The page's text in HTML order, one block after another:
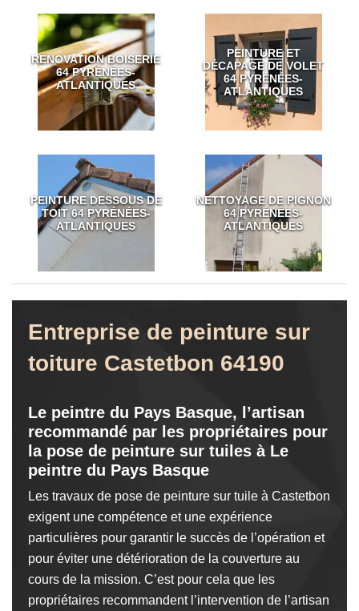
RÉNOVATION BOISERIE
64 PYRÉNÉES-
ATLANTIQUES
PEINTURE ET
DÉCAPAGE DE VOLET
64 PYRÉNÉES-
ATLANTIQUES
PEINTURE DESSOUS DE
TOIT 64 PYRÉNÉES-
ATLANTIQUES
NETTOYAGE DE PIGNON
64 PYRÉNÉES-
ATLANTIQUES
Entreprise de peinture sur
toiture Castetbon 64190
Le peintre du Pays Basque, l’artisan
recommandé par les propriétaires pour
la pose de peinture sur tuiles à Le
peintre du Pays Basque
Les travaux de pose de peinture sur tuile à Castetbon
exigent une compétence et une expérience
particulières pour garantir le succès de l’opération et
pour éviter une détérioration de la couverture au
cours de la mission. C’est pour cela que les
propriétaires recommandent l’intervention de l’artisan